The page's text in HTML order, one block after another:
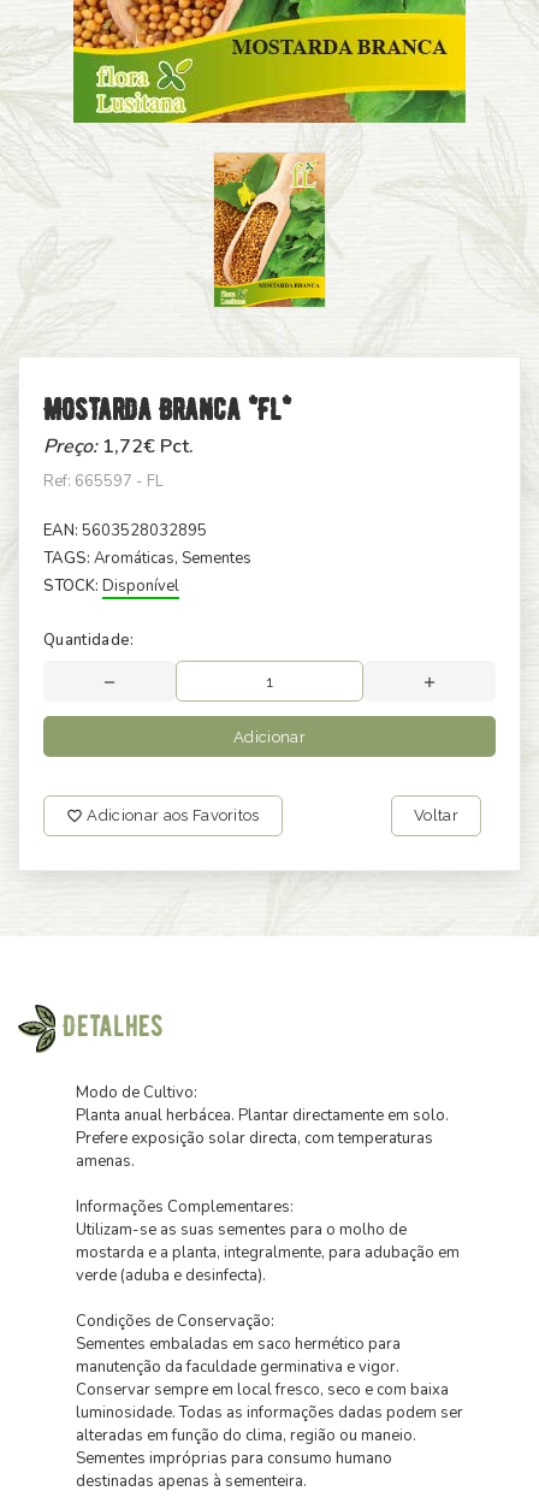
Mostarda Branca *fl*
Preço:1,72€ Pct.
Ref: 665597 - FL
EAN: 5603528032895
TAGS: Aromáticas, Sementes
STOCK: Disponível
Quantidade:
Adicionar
Adicionar aos Favoritos Voltar
Detalhes
Modo de Cultivo:
Planta anual herbácea. Plantar directamente em solo.
Prefere exposição solar directa, com temperaturas
amenas.
Informações Complementares:
Utilizam-se as suas sementes para o molho de
mostarda e a planta, integralmente, para adubação em
verde (aduba e desinfecta).
Condições de Conservação:
Sementes embaladas em saco hermético para
manutenção da faculdade germinativa e vigor.
Conservar sempre em local fresco, seco e com baixa
luminosidade. Todas as informações dadas podem ser
alteradas em função do clima, região ou maneio.
Sementes impróprias para consumo humano
destinadas apenas à sementeira.